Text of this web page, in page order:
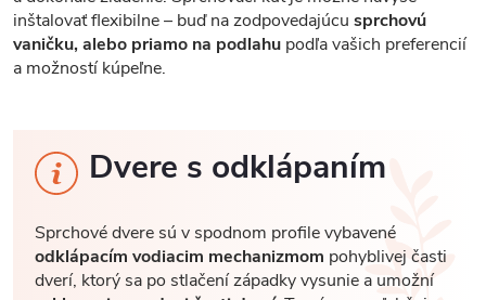
inštalovať flexibilne – buď na zodpovedajúcu sprchovú
vaničku, alebo priamo na podlahu podľa vašich preferencií
a možností kúpeľne.
Dvere s odklápaním
Sprchové dvere sú v spodnom profile vybavené
odklápacím vodiacim mechanizmom pohyblivej časti
dverí, ktorý sa po stlačení západky vysunie a umožní